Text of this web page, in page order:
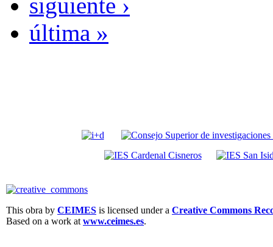
última »
This obra by CEIMES is licensed under a Creative Commons
Based on a work at www.ceimes.es.